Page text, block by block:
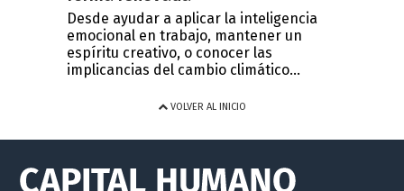
Desde ayudar a aplicar la inteligencia
emocional en trabajo, mantener un
espíritu creativo, o conocer las
implicancias del cambio climático...
VOLVER AL INICIO